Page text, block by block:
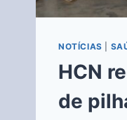
NOTÍCIAS
HCN
de